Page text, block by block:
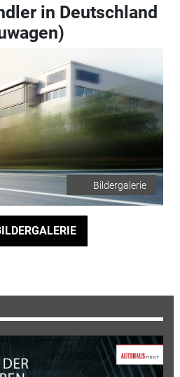
in Deutschland
Bildergalerie